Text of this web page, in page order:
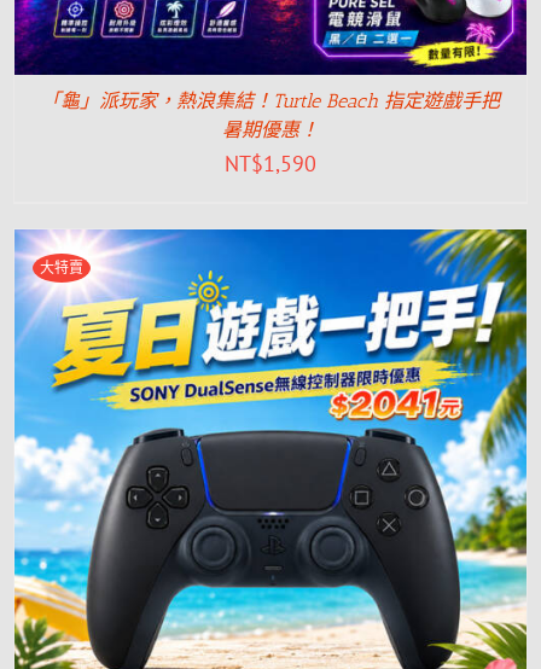
「龜」派玩家，熱浪集結！Turtle Beach 指定遊戲手把
暑期優惠！
NT$1,590
大特賣